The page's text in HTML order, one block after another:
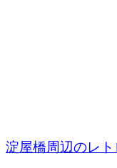
淀屋橋周辺のレ